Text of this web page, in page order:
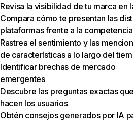
Revisa la visibilidad de tu marca en
Compara cómo te presentan las
plataformas frente a la competencia
Rastrea el sentimiento y las
de características a lo largo del
Identificar brechas de mercado
emergentes
Descubre las preguntas exactas
hacen los usuarios
Obtén consejos generados por IA